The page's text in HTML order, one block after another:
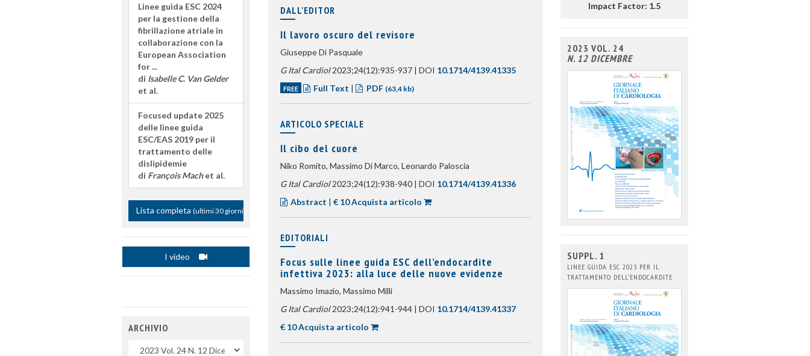
DALL'EDITOR
Il lavoro oscuro del revisore
Giuseppe Di Pasquale
G Ital Cardiol2023;24(12):935-937 | DOI 10.1714/4139.41335
FREE Full Text | PDF (63,4 kb)
ARTICOLO SPECIALE
Il cibo del cuore
Niko Romito, Massimo Di Marco, Leonardo Paloscia
G Ital Cardiol2023;24(12):938-940 | DOI 10.1714/4139.41336
Abstract | € 10 Acquista articolo
EDITORIALI
Focus sulle linee guida ESC dell’endocardite
infettiva 2023: alla luce delle nuove evidenze
Massimo Imazio, Massimo Milli
G Ital Cardiol2023;24(12):941-944 | DOI 10.1714/4139.41337
€ 10 Acquista articolo
Linee guida ESC 2024
per la gestione della
fibrillazione atriale in
collaborazione con la
European Association
for ...
di Isabelle C. Van Gelder
et al.
Focused update 2025
delle linee guida
ESC/EAS 2019 per il
trattamento delle
dislipidemie
di François Machet al.
Lista completa (ultimi 30 giorni)
I video
ARCHIVIO
Impact Factor: 1.5
2023 VOL. 24
N. 12 DICEMBRE
SUPPL. 1
LINEE GUIDA ESC 2023 PER IL
TRATTAMENTO DELL’ENDOCARDITE